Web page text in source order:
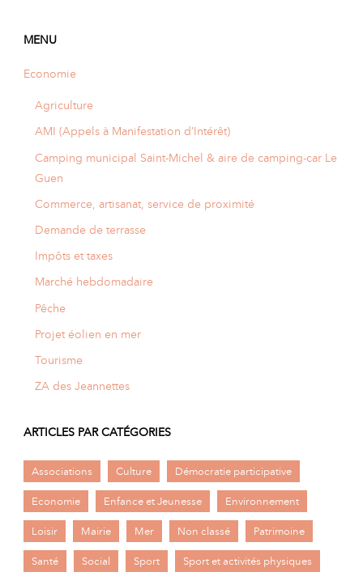
MENU
Economie
Agriculture
AMI (Appels à Manifestation d’Intérêt)
Camping municipal Saint-Michel & aire de camping-car Le
Guen
Commerce, artisanat, service de proximité
Demande de terrasse
Impôts et taxes
Marché hebdomadaire
Pêche
Projet éolien en mer
Tourisme
ZA des Jeannettes
ARTICLES PAR CATÉGORIES
Associations Culture Démocratie participative
Economie Enfance et Jeunesse Environnement
Loisir Mairie Mer Non classé Patrimoine
Santé Social Sport Sport et activités physiques